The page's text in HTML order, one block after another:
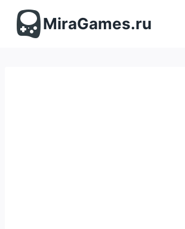
содержимомуMiraGames.ru